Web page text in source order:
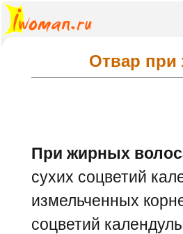
Отвар при
При жирных
сухих соцветий
измельченных
соцветий